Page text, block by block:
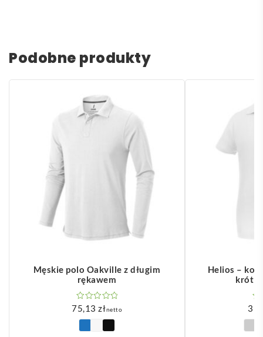
Podobne produkty
Męskie polo Oakville z długim
rękawem
75,13 złnetto
Helios –